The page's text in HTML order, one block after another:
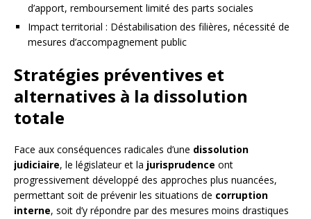
d’apport, remboursement limité des parts sociales
Impact territorial : Déstabilisation des filières, nécessité de
mesures d’accompagnement public
Stratégies préventives et
alternatives à la dissolution
totale
Face aux conséquences radicales d’une dissolution
judiciaire, le législateur et la jurisprudence ont
progressivement développé des approches plus nuancées,
permettant soit de prévenir les situations de corruption
interne, soit d’y répondre par des mesures moins drastiques